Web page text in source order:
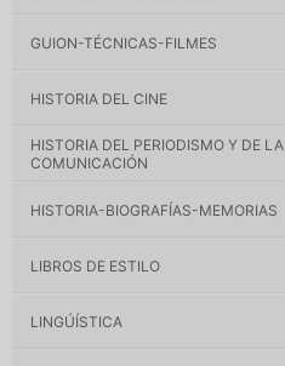
GUION-TÉCNICAS-FILMES
HISTORIA DEL CINE
HISTORIA DEL PERIODISMO Y DE LA
COMUNICACIÓN
HISTORIA-BIOGRAFÍAS-MEMORIAS
LIBROS DE ESTILO
LINGÚÍSTICA